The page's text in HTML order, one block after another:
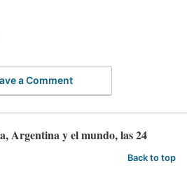
a Comment
Argentina y el mundo, las 24
Back to top